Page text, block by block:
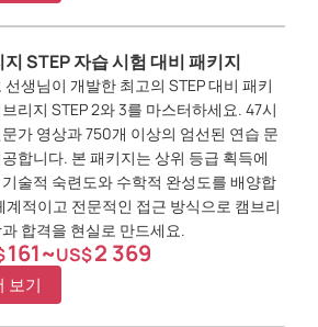
STEP 자습 시험 대비 패키지
선생님이 개발한 최고의 STEP 대비 패키
리지 STEP 2와 3를 마스터하세요. 47시
가 영상과 750개 이상의 엄선된 연습 문
합니다. 본 패키지는 상위 등급 획득에
술적 숙련도와 수학적 완성도를 배양합
계적이고 전문적인 접근 방식으로 캠브리
합격을 현실로 만드세요.
161~US$2 369
보기